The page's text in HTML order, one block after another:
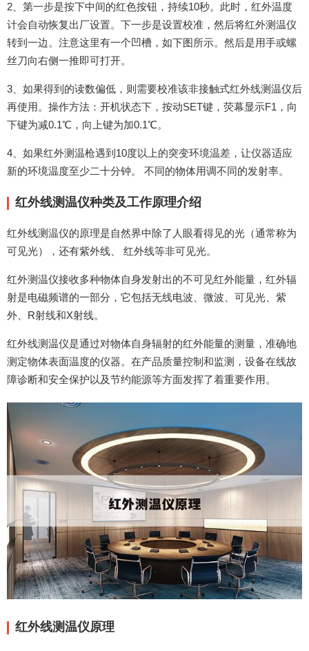
2、第一步是按下中间的红色按钮，持续10秒。此时，红外温度
计会自动恢复出厂设置。下一步是设置校准，然后将红外测温仪
转到一边。注意这里有一个凹槽，如下图所示。然后是用手或螺
丝刀向右侧一推即可打开。
3、如果得到的读数偏低，则需要校准该非接触式红外线测温仪后
再使用。操作方法：开机状态下，按动SET键，荧幕显示F1，向
下键为减0.1℃，向上键为加0.1℃。
4、如果红外测温枪遇到10度以上的突变环境温差，让仪器适应
新的环境温度至少二十分钟。 不同的物体用调不同的发射率。
红外线测温仪种类及工作原理介绍
红外线测温仪的原理是自然界中除了人眼看得见的光（通常称为
可见光），还有紫外线、 红外线等非可见光。
红外测温仪接收多种物体自身发射出的不可见红外能量，红外辐
射是电磁频谱的一部分，它包括无线电波、微波、可见光、紫
外、R射线和X射线。
红外线测温仪是通过对物体自身辐射的红外能量的测量，准确地
测定物体表面温度的仪器。在产品质量控制和监测，设备在线故
障诊断和安全保护以及节约能源等方面发挥了着重要作用。
红外线测温仪原理